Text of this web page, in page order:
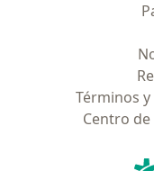
Términos
Centro